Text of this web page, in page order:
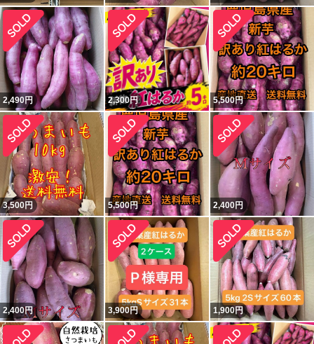
2,490円 2,300円 5,500円
3,500円 5,500円 2,400円
2,400円 3,900円 1,900円